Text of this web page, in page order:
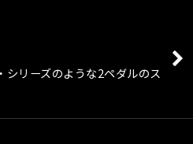
リーズのような2ペダルのス